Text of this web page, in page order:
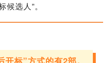
选人”。
标”方式的有2部。